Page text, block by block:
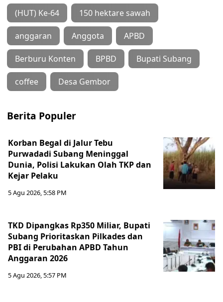
(HUT) Ke-64 150 hektare sawah
anggaran Anggota APBD
Berburu Konten BPBD Bupati Subang
coffee Desa Gembor
Berita Populer
Korban Begal di Jalur Tebu
Purwadadi Subang Meninggal
Dunia, Polisi Lakukan Olah TKP dan
Kejar Pelaku
5 Agu 2026, 5:58 PM
TKD Dipangkas Rp350 Miliar, Bupati
Subang Prioritaskan Pilkades dan
PBI di Perubahan APBD Tahun
Anggaran 2026
5 Agu 2026, 5:57 PM